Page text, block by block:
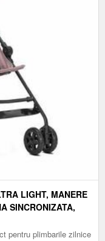
LIGHT, MANERE
SINCRONIZATA,
pentru plimbarile zilnice